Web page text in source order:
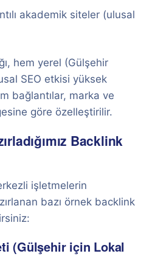
akademik siteler (ulusal
hem yerel (Gülşehir
SEO etkisi yüksek
bağlantılar, marka ve
göre özelleştirilir.
Backlink
işletmelerin
bazı örnek backlink
(Gülşehir için Lokal